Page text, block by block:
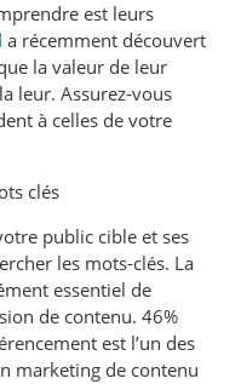
est leurs
a récemment découvert
la valeur de leur
leur. Assurez-vous
à celles de votre
clés
public cible et ses
les mots-clés. La
essentiel de
de contenu. 46%
est l’un des
marketing de contenu